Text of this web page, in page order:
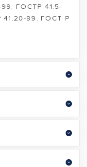
ГОСТР 41.5-
99, ГОСТ Р